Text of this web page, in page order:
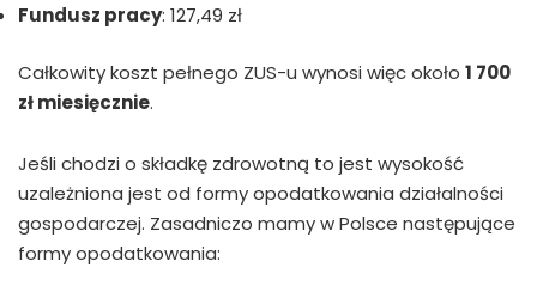
Fundusz pracy: 127,49 zł
Całkowity koszt pełnego ZUS-u wynosi więc około 1 700
zł miesięcznie.
Jeśli chodzi o składkę zdrowotną to jest wysokość
uzależniona jest od formy opodatkowania działalności
gospodarczej. Zasadniczo mamy w Polsce następujące
formy opodatkowania: